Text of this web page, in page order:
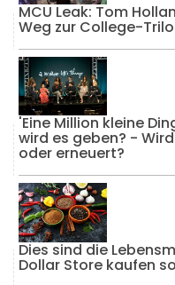
MCU Leak: Tom
Weg zur College-
'Eine Million kleine
wird es geben? -
oder erneuert?
Dies sind die
Dollar Store kaufen